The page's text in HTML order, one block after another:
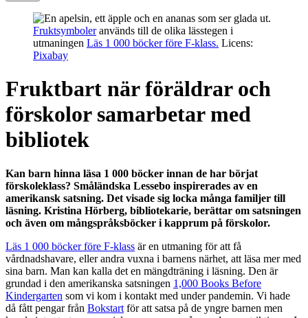
Fruktsymboleranvänds till de olika lässtegen i
utmaningen Läs 1 000 böcker före F-klass. Licens:
Pixabay
Fruktbart när föräldrar och
förskolor samarbetar med
bibliotek
Kan barn hinna läsa 1 000 böcker innan de har börjat
förskoleklass? Småländska Lessebo inspirerades av en
amerikansk satsning. Det visade sig locka många familjer till
läsning. Kristina Hörberg, bibliotekarie, berättar om satsningen
och även om mångspråksböcker i kapprum på förskolor.
Läs 1 000 böcker före F-klass är en utmaning för att få
vårdnadshavare, eller andra vuxna i barnens närhet, att läsa mer med
sina barn. Man kan kalla det en mängdträning i läsning. Den är
grundad i den amerikanska satsningen 1,000 Books Before
Kindergarten som vi kom i kontakt med under pandemin. Vi hade
då fått pengar från Bokstart för att satsa på de yngre barnen men